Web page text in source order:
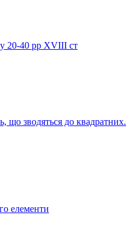
20-40 рр ХVIIІ ст
що зводяться до квадратних.
елементи